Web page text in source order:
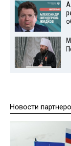
Новости